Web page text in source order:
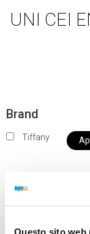
Questo sito web
UNI CEI
Brand
Tiffany
nostro